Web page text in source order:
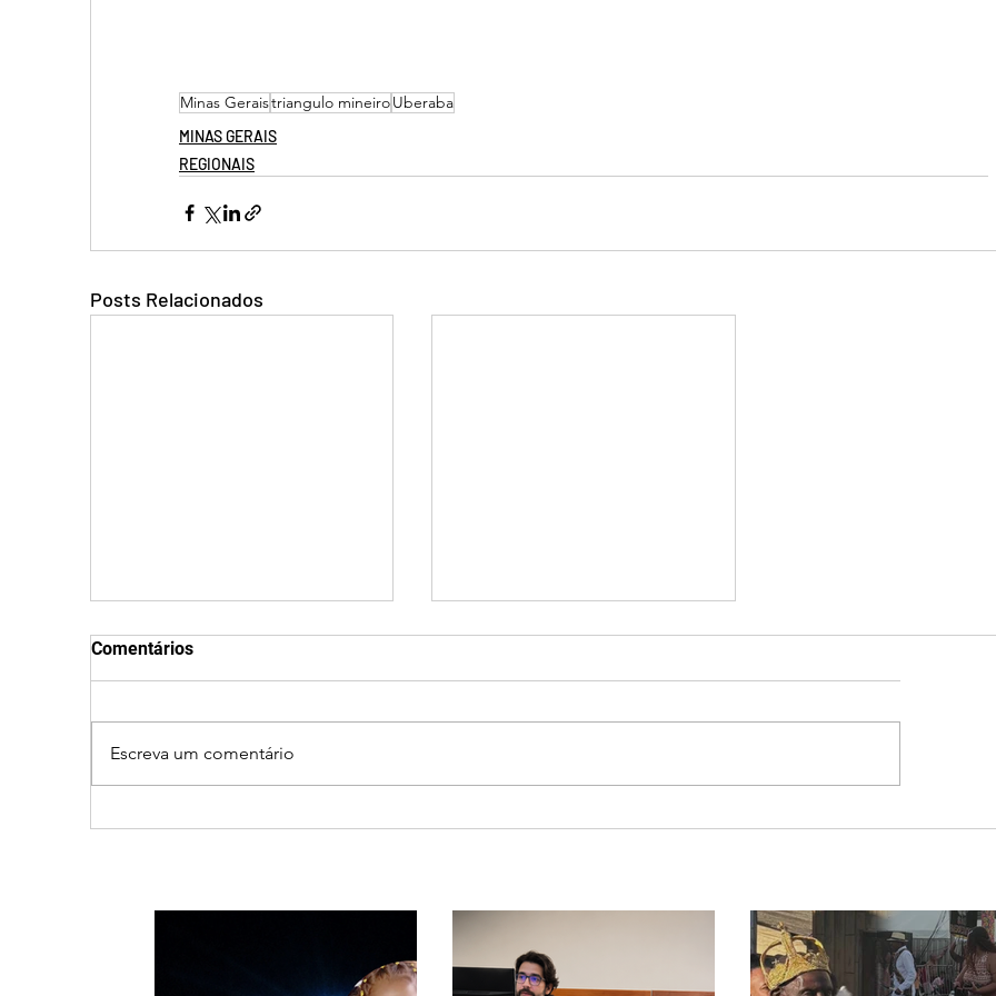
Minas Geraistriangulo mineiroUberaba
MINAS GERAIS
REGIONAIS
Posts Relacionados
de R$ 1,8 milhão com
primeiras cirurgias de
Comentários
Escreva um comentário